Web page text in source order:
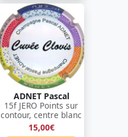
ADNET Pascal
15f JERO Points sur
contour, centre blanc
15,00€